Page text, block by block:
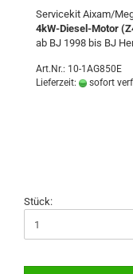
Servicekit Aixam/
4kW-Diesel-Motor
ab BJ 1998 bis BJ
Art.Nr.: 10-1AG850E
Lieferzeit:
sofort
Stück: